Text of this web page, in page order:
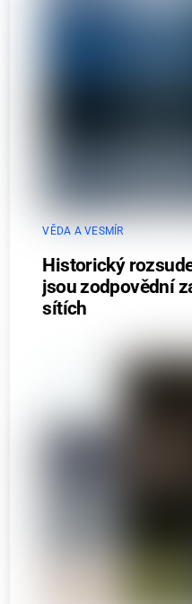
VĚDA A VESMÍR
Historický
jsou zodpovědní
sítích